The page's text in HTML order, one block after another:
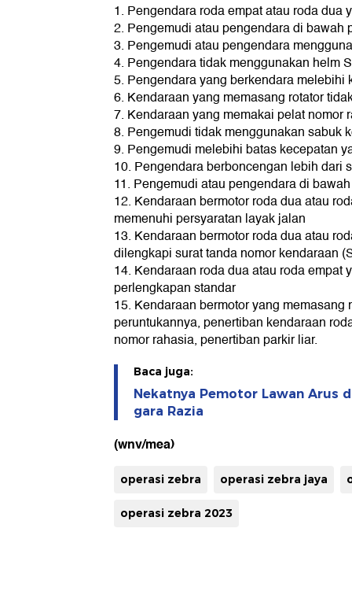
1. Pengendara roda empat atau roda dua
2. Pengemudi atau pengendara di bawah
3. Pengemudi atau pengendara
4. Pengendara tidak menggunakan helm
5. Pengendara yang berkendara melebihi
6. Kendaraan yang memasang rotator
7. Kendaraan yang memakai pelat nomor
8. Pengemudi tidak menggunakan sabuk
9. Pengemudi melebihi batas kecepatan
10. Pengendara berboncengan lebih dari
11. Pengemudi atau pengendara di
12. Kendaraan bermotor roda dua atau
memenuhi persyaratan layak jalan
13. Kendaraan bermotor roda dua atau
dilengkapi surat tanda nomor kendaraan
14. Kendaraan roda dua atau roda empat
perlengkapan standar
15. Kendaraan bermotor yang memasang
peruntukannya, penertiban kendaraan
nomor rahasia, penertiban parkir liar.
Baca juga:
Nekatnya Pemotor Lawan Arus
gara Razia
(wnv/mea)
operasi zebra operasi zebra jaya
operasi zebra 2023